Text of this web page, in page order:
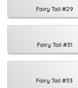
Fairy Tail #29
Fairy Tail #31
Fairy Tail #33